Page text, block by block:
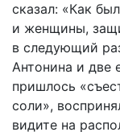
сказал: «Как
и женщины,
в следующий
Антонина и две
пришлось
соли»,
видите на